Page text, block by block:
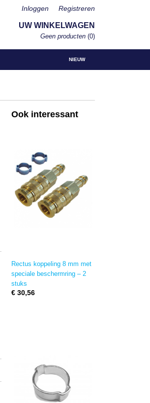
Inloggen Registreren
UW WINKELWAGEN
Geen producten (0)
NIEUW
Ook interessant
Rectus koppeling 8 mm met
speciale beschermring – 2
stuks
€ 30,56